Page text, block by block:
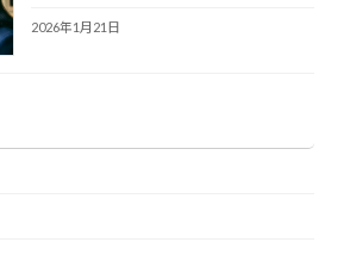
2026年1月21日